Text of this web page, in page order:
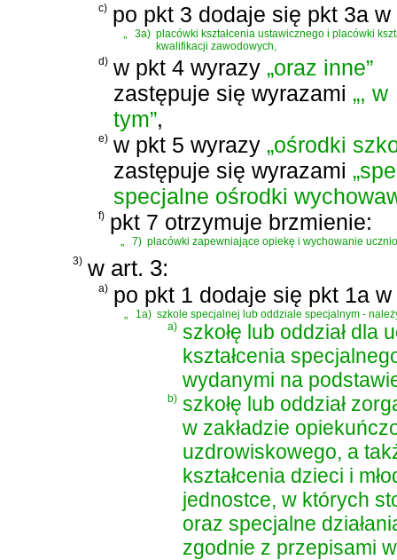
c) po pkt 3 dodaje się pkt 3a
3a) placówki kształcenia ustawicznego i placówki
kwalifikacji zawodowych,
d) w pkt 4 wyrazy „oraz inne”
zastępuje się wyrazami „, w
tym”,
e) w pkt 5 wyrazy „ośrodki
zastępuje się wyrazami
specjalne ośrodki
f) pkt 7 otrzymuje brzmienie:
„ 7) placówki zapewniające opiekę i wychowanie
3) w art. 3:
a) po pkt 1 dodaje się pkt 1a
1a) szkole specjalnej lub oddziale specjalnym -
a) szkołę lub oddział
kształcenia
wydanymi na
b) szkołę lub oddział
w zakładzie
uzdrowiskowego, a
kształcenia dzieci i
jednostce, w których
oraz specjalne
zgodnie z przepisami